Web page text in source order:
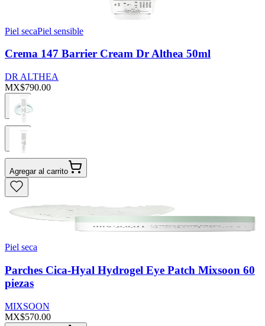
Piel secaPiel sensible
Crema 147 Barrier Cream Dr Althea 50ml
DR ALTHEA
MX$790.00
Agregar al carrito
Piel seca
Parches Cica-Hyal Hydrogel Eye Patch Mixsoon 60
piezas
MIXSOON
MX$570.00